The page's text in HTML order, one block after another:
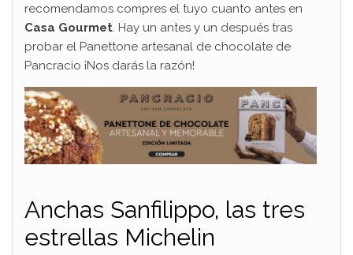
recomendamos compres el tuyo cuanto antes en
Casa Gourmet. Hay un antes y un después tras
probar el Panettone artesanal de chocolate de
Pancracio ¡Nos darás la razón!
Anchas Sanfilippo, las tres
estrellas Michelin